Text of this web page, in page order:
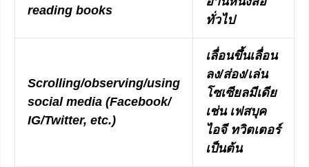
reading books
ทั่วไป
Scrolling/observing/using
social media (Facebook/
IG/Twitter, etc.)
เลื่อนขึ้นเลื่อน
ลง/ส่อง/เล่น
โซเซียลมีเดีย
เช่น เฟสบุค
ไอจี ทวิตเตอร์
เป็นต้น